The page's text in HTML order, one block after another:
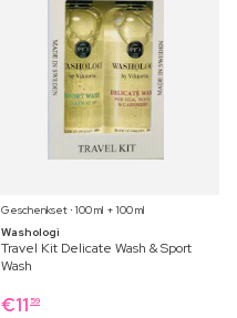
Geschenkset ⋅ 100 ml + 100 ml
Washologi
Travel Kit Delicate Wash & Sport
Wash
€11 59